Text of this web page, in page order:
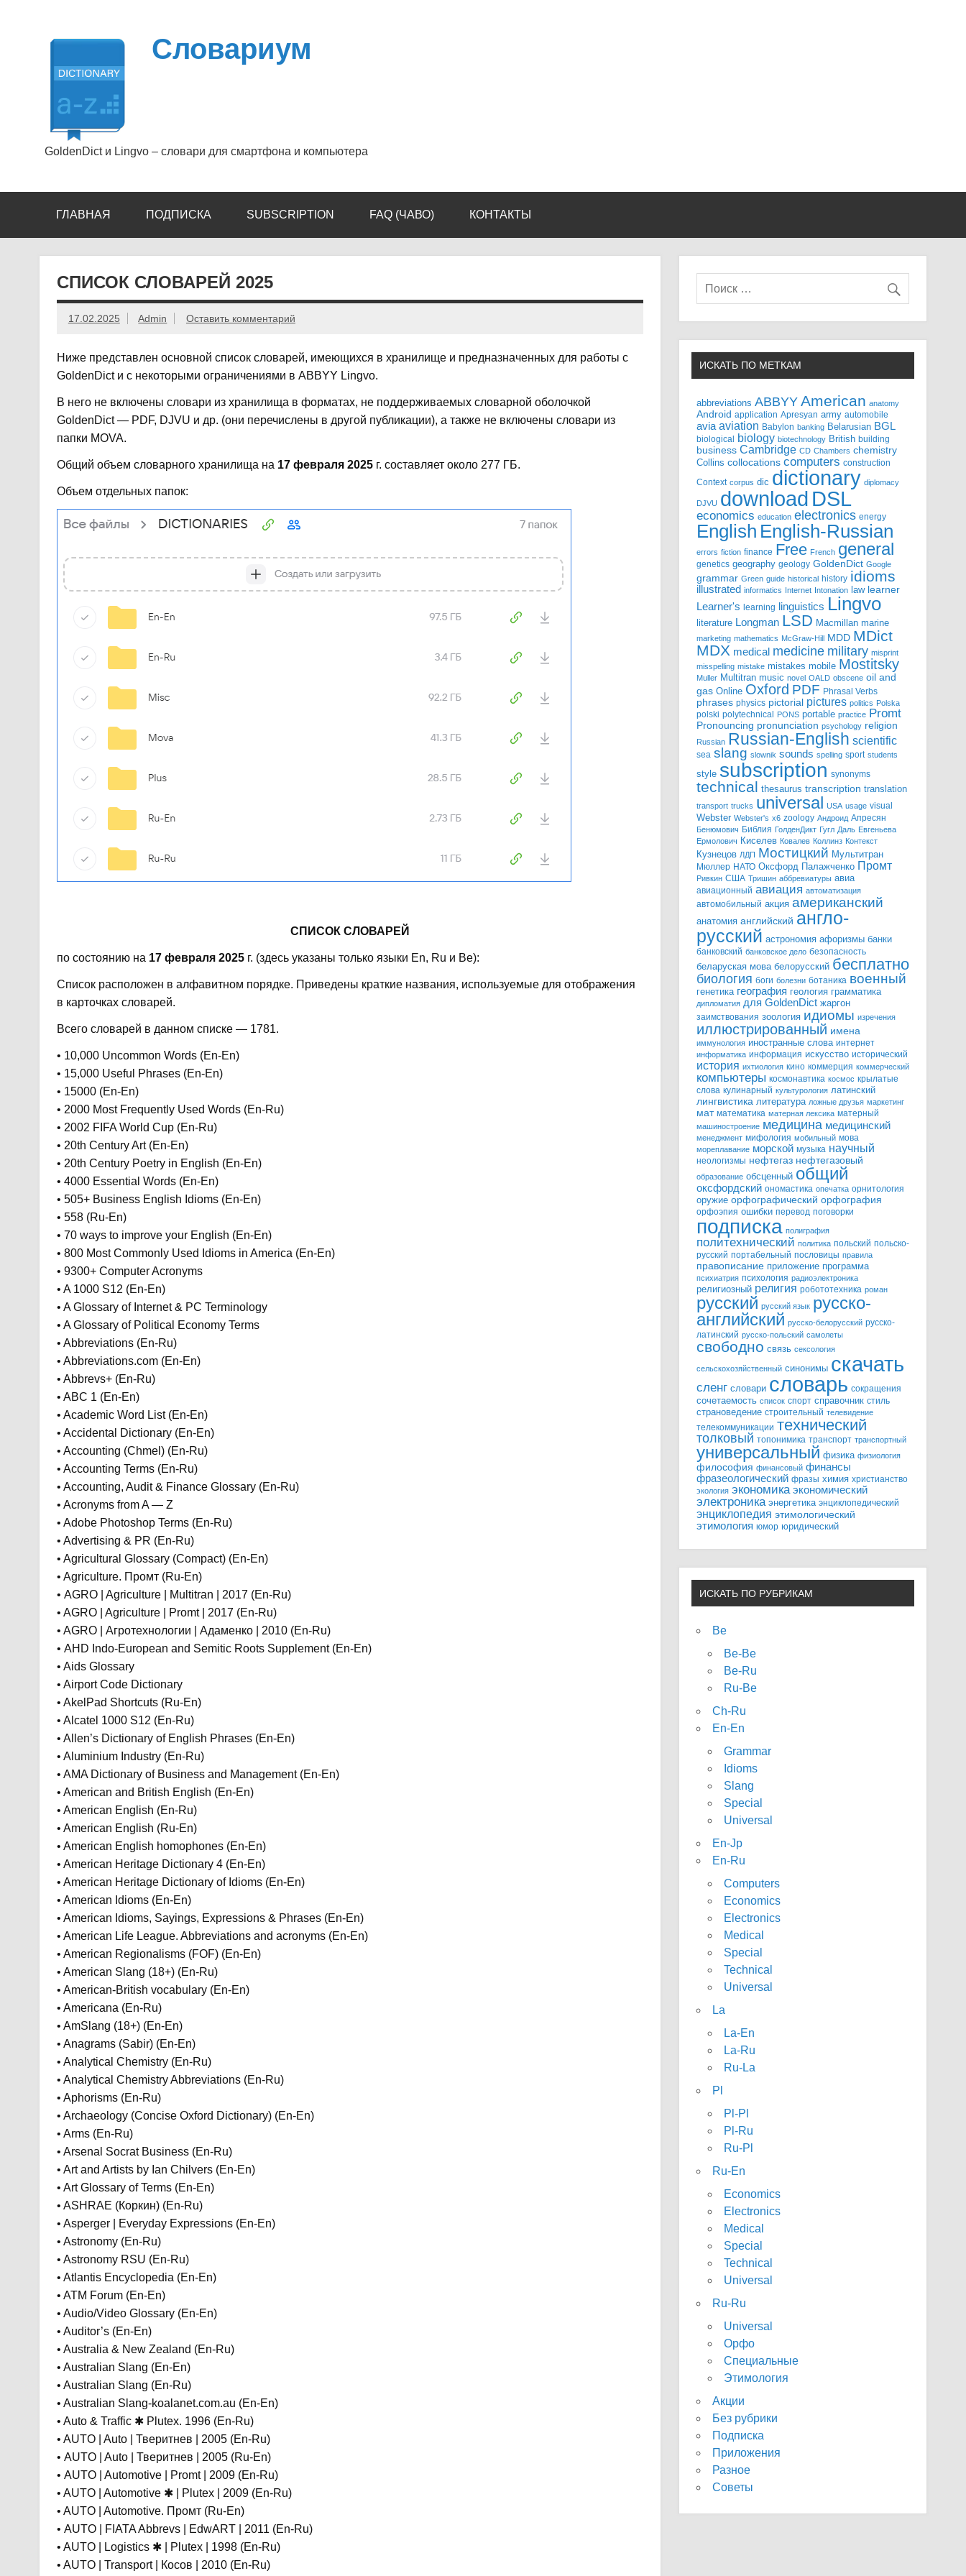
Словариум
GoldenDict и Lingvo – словари для смартфона и компьютера
ГЛАВНАЯ ПОДПИСКА SUBSCRIPTION FAQ (ЧАВО) КОНТАКТЫ
СПИСОК СЛОВАРЕЙ 2025
17.02.2025 Admin Оставить комментарий
Ниже представлен основной список словарей, имеющихся в хранилище и предназначенных для работы с
GoldenDict и с некоторыми ограничениями в ABBYY Lingvo.
В него не включены словари из хранилища в форматах, не поддерживаемых словарной оболочкой
GoldenDict — PDF, DJVU и др. (они перечислены в другой публикации), а также не включены словари из
папки MOVA.
Общий объем словарного хранилища на 17 февраля 2025г. составляет около 277 ГБ.
Объем отдельных папок:
СПИСОК СЛОВАРЕЙ
по состоянию на 17 февраля 2025г. (здесь указаны только языки En, Ru и Be):
Список расположен в алфавитном порядке. Приведены краткие названия, используемые для отображения
в карточках словарей.
Всего словарей в данном списке — 1781.
• 10,000 Uncommon Words (En-En)
• 15,000 Useful Phrases (En-En)
• 15000 (En-En)
• 2000 Most Frequently Used Words (En-Ru)
• 2002 FIFA World Cup (En-Ru)
• 20th Century Art (En-En)
• 20th Century Poetry in English (En-En)
• 4000 Essential Words (En-En)
• 505+ Business English Idioms (En-En)
• 558 (Ru-En)
• 70 ways to improve your English (En-En)
• 800 Most Commonly Used Idioms in America (En-En)
• 9300+ Computer Acronyms
• A 1000 S12 (En-En)
• A Glossary of Internet & PC Terminology
• A Glossary of Political Economy Terms
• Abbreviations (En-Ru)
• Abbreviations.com (En-En)
• Abbrevs+ (En-Ru)
• ABC 1 (En-En)
• Academic Word List (En-En)
• Accidental Dictionary (En-En)
• Accounting (Chmel) (En-Ru)
• Accounting Terms (En-Ru)
• Accounting, Audit & Finance Glossary (En-Ru)
• Acronyms from A — Z
• Adobe Photoshop Terms (En-Ru)
• Advertising & PR (En-Ru)
• Agricultural Glossary (Compact) (En-En)
• Agriculture. Промт (Ru-En)
• AGRO | Agriculture | Multitran | 2017 (En-Ru)
• AGRO | Agriculture | Promt | 2017 (En-Ru)
• AGRO | Агротехнологии | Адаменко | 2010 (En-Ru)
• AHD Indo-European and Semitic Roots Supplement (En-En)
• Aids Glossary
• Airport Code Dictionary
• AkelPad Shortcuts (Ru-En)
• Alcatel 1000 S12 (En-Ru)
• Allen’s Dictionary of English Phrases (En-En)
• Aluminium Industry (En-Ru)
• AMA Dictionary of Business and Management (En-En)
• American and British English (En-En)
• American English (En-Ru)
• American English (Ru-En)
• American English homophones (En-En)
• American Heritage Dictionary 4 (En-En)
• American Heritage Dictionary of Idioms (En-En)
• American Idioms (En-En)
• American Idioms, Sayings, Expressions & Phrases (En-En)
• American Life League. Abbreviations and acronyms (En-En)
• American Regionalisms (FOF) (En-En)
• American Slang (18+) (En-Ru)
• American-British vocabulary (En-En)
• Americana (En-Ru)
• AmSlang (18+) (En-En)
• Anagrams (Sabir) (En-En)
• Analytical Chemistry (En-Ru)
• Analytical Chemistry Abbreviations (En-Ru)
• Aphorisms (En-Ru)
• Archaeology (Concise Oxford Dictionary) (En-En)
• Arms (En-Ru)
• Arsenal Socrat Business (En-Ru)
• Art and Artists by Ian Chilvers (En-En)
• Art Glossary of Terms (En-En)
• ASHRAE (Коркин) (En-Ru)
• Asperger | Everyday Expressions (En-En)
• Astronomy (En-Ru)
• Astronomy RSU (En-Ru)
• Atlantis Encyclopedia (En-En)
• ATM Forum (En-En)
• Audio/Video Glossary (En-En)
• Auditor’s (En-En)
• Australia & New Zealand (En-Ru)
• Australian Slang (En-En)
• Australian Slang (En-Ru)
• Australian Slang-koalanet.com.au (En-En)
• Auto & Traffic ✱ Plutex. 1996 (En-Ru)
• AUTO | Auto | Тверитнев | 2005 (En-Ru)
• AUTO | Auto | Тверитнев | 2005 (Ru-En)
• AUTO | Automotive | Promt | 2009 (En-Ru)
• AUTO | Automotive ✱ | Plutex | 2009 (En-Ru)
• AUTO | Automotive. Промт (Ru-En)
• AUTO | FIATA Abbrevs | EdwART | 2011 (En-Ru)
• AUTO | Logistics ✱ | Plutex | 1998 (En-Ru)
• AUTO | Transport | Косов | 2010 (En-Ru)
ИСКАТЬ ПО МЕТКАМ
abbreviations ABBYY American anatomy
Android application Apresyan army automobile
avia aviation Babylon banking Belarusian BGL
biological biology biotechnology British building
business Cambridge CD Chambers chemistry
Collins collocations computers construction
Context corpus dic dictionary diplomacy
DJVU download DSL
economics education electronics energy
English English-Russian
errors fiction finance Free French general
genetics geography geology GoldenDict Google
grammar Green guide historical history idioms
illustrated informatics Internet Intonation law learner
Learner's learning linguistics Lingvo
literature Longman LSD Macmillan marine
marketing mathematics McGraw-Hill MDD MDict
MDX medical medicine military misprint
misspelling mistake mistakes mobile Mostitsky
Muller Multitran music novel OALD obscene oil and
gas Online Oxford PDF Phrasal Verbs
phrases physics pictorial pictures politics Polska
polski polytechnical PONS portable practice Promt
Pronouncing pronunciation psychology religion
Russian Russian-English scientific
sea slang slownik sounds spelling sport students
style subscription synonyms
technical thesaurus transcription translation
transport trucks universal USA usage visual
Webster Webster's x6 zoology Андроид Апресян
Бенюмович Библия ГолденДикт Гугл Даль Евгеньева
Ермолович Киселев Ковалев Коллинз Контекст
Кузнецов ЛДП Мостицкий Мультитран
Мюллер НАТО Оксфорд Палажченко Промт
Ривкин США Тришин аббревиатуры авиа
авиационный авиация автоматизация
автомобильный акция американский
анатомия английский англо-
русский астрономия афоризмы банки
банковский банковское дело безопасность
беларуская мова белорусский бесплатно
биология боги болезни ботаника военный
генетика география геология грамматика
дипломатия для GoldenDict жаргон
заимствования зоология идиомы изречения
иллюстрированный имена
иммунология иностранные слова интернет
информатика информация искусство исторический
история ихтиология кино коммерция коммерческий
компьютеры космонавтика космос крылатые
слова кулинарный культурология латинский
лингвистика литература ложные друзья маркетинг
мат математика матерная лексика матерный
машиностроение медицина медицинский
менеджмент мифология мобильный мова
мореплавание морской музыка научный
неологизмы нефтегаз нефтегазовый
образование обсценный общий
оксфордский ономастика опечатка орнитология
оружие орфографический орфография
орфоэпия ошибки перевод поговорки
подписка полиграфия
политехнический политика польский польско-
русский портабельный пословицы правила
правописание приложение программа
психиатрия психология радиоэлектроника
религиозный религия робототехника роман
русский русский язык русско-
английский русско-белорусский русско-
латинский русско-польский самолеты
свободно связь сексология
сельскохозяйственный синонимы скачать
сленг словари словарь сокращения
сочетаемость список спорт справочник стиль
страноведение строительный телевидение
телекоммуникации технический
толковый топонимика транспорт транспортный
универсальный физика физиология
философия финансовый финансы
фразеологический фразы химия христианство
экология экономика экономический
электроника энергетика энциклопедический
энциклопедия этимологический
этимология юмор юридический
ИСКАТЬ ПО РУБРИКАМ
Be
Be-Be
Be-Ru
Ru-Be
Ch-Ru
En-En
Grammar
Idioms
Slang
Special
Universal
En-Jp
En-Ru
Computers
Economics
Electronics
Medical
Special
Technical
Universal
La
La-En
La-Ru
Ru-La
Pl
Pl-Pl
Pl-Ru
Ru-Pl
Ru-En
Economics
Electronics
Medical
Special
Technical
Universal
Ru-Ru
Universal
Орфо
Специальные
Этимология
Акции
Без рубрики
Подписка
Приложения
Разное
Советы